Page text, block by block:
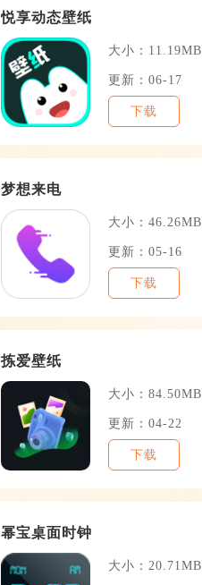
悦享动态壁纸
大小：11.19MB
更新：06-17
下载
梦想来电
大小：46.26MB
更新：05-16
下载
拣爱壁纸
大小：84.50MB
更新：04-22
下载
幂宝桌面时钟
大小：20.71MB